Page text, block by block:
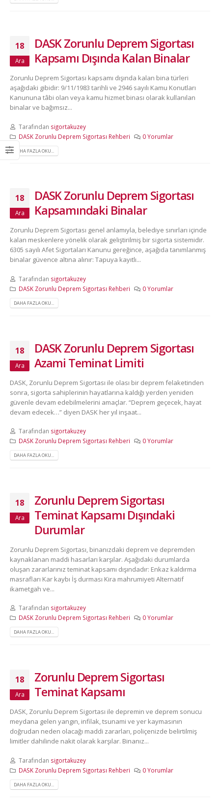
18
Ara
DASK Zorunlu Deprem Sigortası
Kapsamı Dışında Kalan Binalar
Zorunlu Deprem Sigortası kapsamı dışında kalan bina türleri
aşağıdaki gibidir: 9/11/1983 tarihli ve 2946 sayılı Kamu Konutları
Kanununa tâbi olan veya kamu hizmet binası olarak kullanılan
binalar ve bağımsız...
Tarafından sigortakuzey
DASK Zorunlu Deprem Sigortası Rehberi
0 Yorumlar
DAHA FAZLA OKU...
18
Ara
DASK Zorunlu Deprem Sigortası
Kapsamındaki Binalar
Zorunlu Deprem Sigortası genel anlamıyla, belediye sınırları içinde
kalan meskenlere yönelik olarak geliştirilmiş bir sigorta sistemidir.
6305 sayılı Afet Sigortaları Kanunu gereğince, aşağıda tanımlanmış
binalar güvence altına alınır: Tapuya kayıtlı...
Tarafından sigortakuzey
DASK Zorunlu Deprem Sigortası Rehberi
0 Yorumlar
DAHA FAZLA OKU...
18
Ara
DASK Zorunlu Deprem Sigortası
Azami Teminat Limiti
DASK, Zorunlu Deprem Sigortası ile olası bir deprem felaketinden
sonra, sigorta sahiplerinin hayatlarına kaldığı yerden yeniden
güvenle devam edebilmelerini amaçlar. “Deprem geçecek, hayat
devam edecek…” diyen DASK her yıl inşaat...
Tarafından sigortakuzey
DASK Zorunlu Deprem Sigortası Rehberi
0 Yorumlar
DAHA FAZLA OKU...
18
Ara
Zorunlu Deprem Sigortası
Teminat Kapsamı Dışındaki
Durumlar
Zorunlu Deprem Sigortası, binanızdaki deprem ve depremden
kaynaklanan maddi hasarları karşılar. Aşağıdaki durumlarda
oluşan zararlarınız teminat kapsamı dışındadır: Enkaz kaldırma
masrafları Kar kaybı İş durması Kira mahrumiyeti Alternatif
ikametgah ve...
Tarafından sigortakuzey
DASK Zorunlu Deprem Sigortası Rehberi
0 Yorumlar
DAHA FAZLA OKU...
18
Ara
Zorunlu Deprem Sigortası
Teminat Kapsamı
DASK, Zorunlu Deprem Sigortası ile depremin ve deprem sonucu
meydana gelen yangın, infilak, tsunami ve yer kaymasının
doğrudan neden olacağı maddi zararları, poliçenizde belirtilmiş
limitler dahilinde nakit olarak karşılar. Binanız...
Tarafından sigortakuzey
DASK Zorunlu Deprem Sigortası Rehberi
0 Yorumlar
DAHA FAZLA OKU...